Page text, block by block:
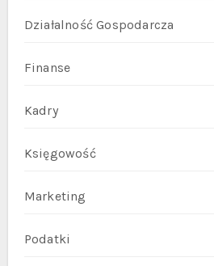
Działalność Gospodarcza
Finanse
Kadry
Księgowość
Marketing
Podatki